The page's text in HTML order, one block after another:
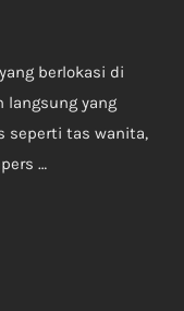
berlokasi di
langsung yang
seperti tas wanita,
…